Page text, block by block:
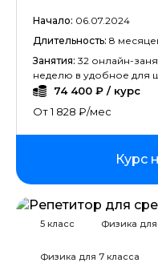
Начало: 06.07.2024
Длительность: 8
Занятия: 32 онлайн-
неделю в удобное для
74 400 ₽ / курс
От 1 828 ₽/мес
Курс
5 класс Физика для
Физика для 7 класса